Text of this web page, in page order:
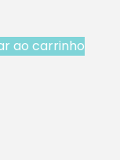
ao carrinho